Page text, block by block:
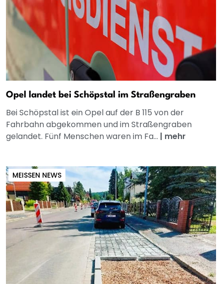
Opel landet bei Schöpstal im Straßengraben
Bei Schöpstal ist ein Opel auf der B 115 von der
Fahrbahn abgekommen und im Straßengraben
gelandet. Fünf Menschen waren im Fa... | mehr
MEISSEN NEWS